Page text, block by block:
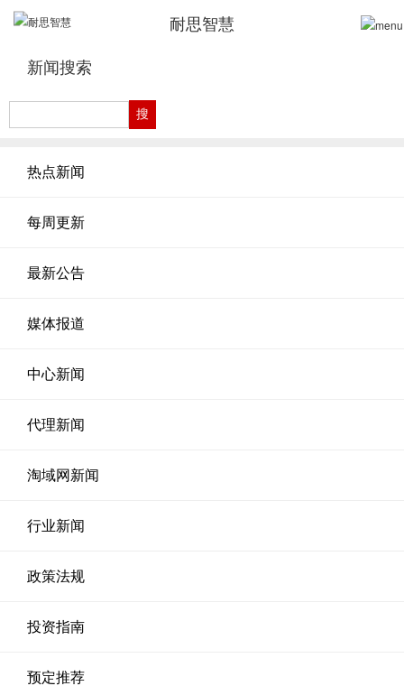
耐思智慧
新闻搜索
热点新闻
每周更新
最新公告
媒体报道
中心新闻
代理新闻
淘域网新闻
行业新闻
政策法规
投资指南
预定推荐